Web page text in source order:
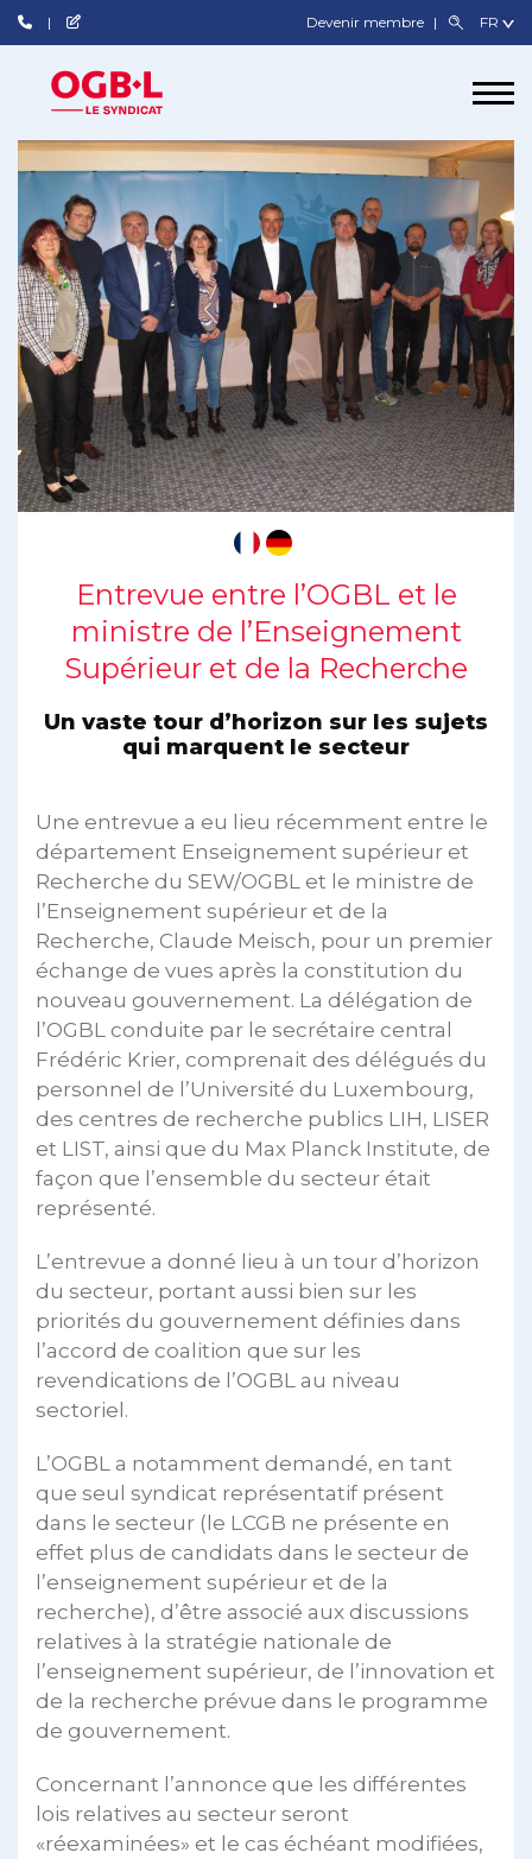
Devenir membre
Entrevue entre l’OGBL et le
ministre de l’Enseignement
Supérieur et de la Recherche
Un vaste tour d’horizon sur les sujets
qui marquent le secteur
Une entrevue a eu lieu récemment entre le
département Enseignement supérieur et
Recherche du SEW/OGBL et le ministre de
l’Enseignement supérieur et de la
Recherche, Claude Meisch, pour un premier
échange de vues après la constitution du
nouveau gouvernement. La délégation de
l’OGBL conduite par le secrétaire central
Frédéric Krier, comprenait des délégués du
personnel de l’Université du Luxembourg,
des centres de recherche publics LIH, LISER
et LIST, ainsi que du Max Planck Institute, de
façon que l’ensemble du secteur était
représenté.
L’entrevue a donné lieu à un tour d’horizon
du secteur, portant aussi bien sur les
priorités du gouvernement définies dans
l’accord de coalition que sur les
revendications de l’OGBL au niveau
sectoriel.
L’OGBL a notamment demandé, en tant
que seul syndicat représentatif présent
dans le secteur (le LCGB ne présente en
effet plus de candidats dans le secteur de
l’enseignement supérieur et de la
recherche), d’être associé aux discussions
relatives à la stratégie nationale de
l’enseignement supérieur, de l’innovation et
de la recherche prévue dans le programme
de gouvernement.
Concernant l’annonce que les différentes
lois relatives au secteur seront
«réexaminées» et le cas échéant modifiées,